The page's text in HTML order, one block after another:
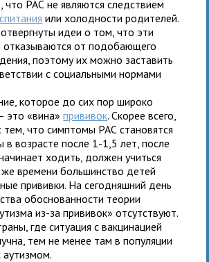
что РАС не являются следствием
или холодности родителей.
идеи о том, что эти
отказываются от подобающего
поэтому их можно заставить
с социальными нормами
которое до сих пор широко
это «вина»прививок. Скорее всего,
тем, что симптомы РАС становятся
в возрасте после 1-1,5 лет, после
ходить, должен учиться
же времени большинство детей
прививки. На сегодняшний день
обоснованности теории
из-за прививок» отсутствуют.
где ситуация с вакцинацией
тем не менее там в популяции
аутизмом.